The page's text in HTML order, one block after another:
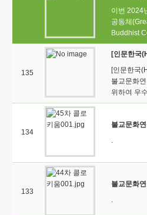
이번 2024
공동체
Buddhist
135
[인문한국
[인문한국
불교문화
위하여 우
134
불교문화
.
133
불교문화
.